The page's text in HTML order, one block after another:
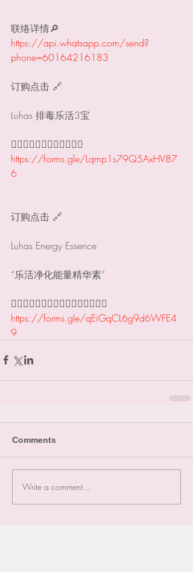
联络详情🔎
https://api.whatsapp.com/send?
phone=60164216183
订购点击 🔗
Luhas 排毒乐活3宝
👇🏻👇🏻👇🏻👇🏻👇🏻👇🏻
https://forms.gle/Lqmp1s79Q5AxHV87
6
订购点击 🔗
Luhas Energy Essence
“乐活净化能量精华素”
👇🏻👇🏻👇🏻👇🏻👇🏻👇🏻👇🏻👇🏻
https://forms.gle/qEiGqCL6g9d6WFE4
9
Comments
Write a comment...